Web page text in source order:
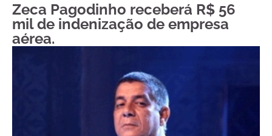
Zeca Pagodinho receberá R$ 56
mil de indenização de empresa
aérea.